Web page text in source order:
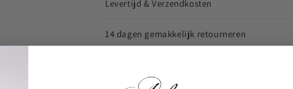
Levertijd & Verzendkosten
14 dagen gemakkelijk retourneren